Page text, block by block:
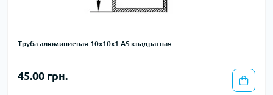
Труба алюминиевая 10х10х1 AS квадратная
45.00 грн.